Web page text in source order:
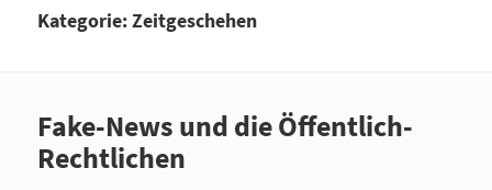
Kategorie: Zeitgeschehen
Fake-News und die Öffentlich-
Rechtlichen